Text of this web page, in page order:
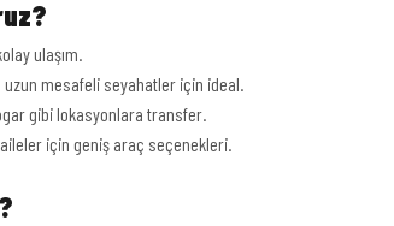
ulaşım.
uzun mesafeli seyahatler için ideal.
gibi lokasyonlara transfer.
için geniş araç seçenekleri.